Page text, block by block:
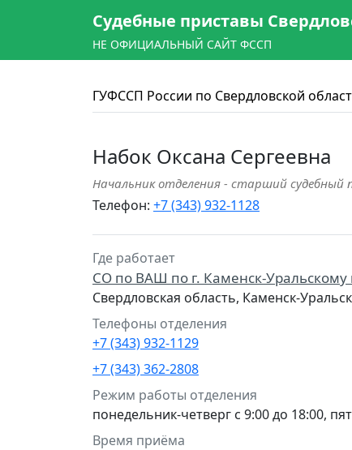
Судебные приставы
НЕ ОФИЦИАЛЬНЫЙ САЙТ ФССП
ГУФССП России по Свердловской
Набок Оксана Сергеевна
Начальник отделения - старший судебный
Телефон: +7 (343) 932-1128
Где работает
СО по ВАШ по г. Каменск-
Свердловская область, Каменск-
Телефоны отделения
+7 (343) 932-1129
+7 (343) 362-2808
Режим работы отделения
понедельник-четверг с 9:00 до 18:00,
Время приёма